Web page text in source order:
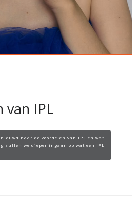
van IPL
naar de voordelen van IPL en wat
we dieper ingaan op wat een IPL